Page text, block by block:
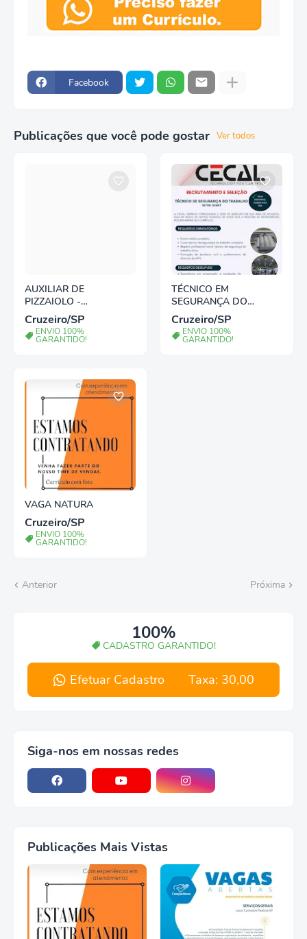
Facebook
Publicações que você pode gostar Ver todos
AUXILIAR DE
PIZZAIOLO -
PINDAMONHANGABA/S
P
Cruzeiro/SP
ENVIO 100%
GARANTIDO!
TÉCNICO EM
SEGURANÇA DO
TRABALHO
Cruzeiro/SP
ENVIO 100%
GARANTIDO!
VAGA NATURA
Cruzeiro/SP
ENVIO 100%
GARANTIDO!
Anterior Próxima
100%
CADASTRO GARANTIDO!
Efetuar Cadastro Taxa: 30,00
Siga-nos em nossas redes
Publicações Mais Vistas